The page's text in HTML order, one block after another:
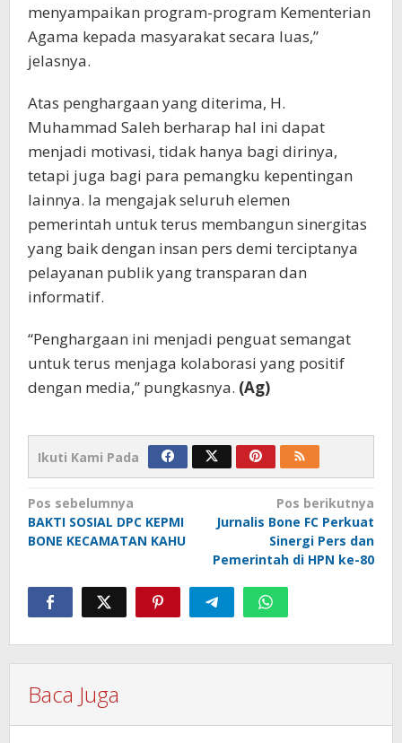
menyampaikan program-program Kementerian
Agama kepada masyarakat secara luas,”
jelasnya.
Atas penghargaan yang diterima, H.
Muhammad Saleh berharap hal ini dapat
menjadi motivasi, tidak hanya bagi dirinya,
tetapi juga bagi para pemangku kepentingan
lainnya. Ia mengajak seluruh elemen
pemerintah untuk terus membangun sinergitas
yang baik dengan insan pers demi terciptanya
pelayanan publik yang transparan dan
informatif.
“Penghargaan ini menjadi penguat semangat
untuk terus menjaga kolaborasi yang positif
dengan media,” pungkasnya. (Ag)
Ikuti Kami Pada
Navigasi
pos
Pos sebelumnya
BAKTI SOSIAL DPC KEPMI
BONE KECAMATAN KAHU
Pos berikutnya
Jurnalis Bone FC Perkuat
Sinergi Pers dan
Pemerintah di HPN ke-80
Baca Juga